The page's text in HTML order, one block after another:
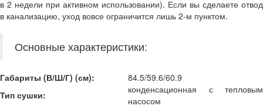
в 2 недели при активном использовании). Если вы сделаете отвод
в канализацию, уход вовсе ограничится лишь 2-м пунктом.
Основные характеристики:
Габариты (В/Ш/Г) (см):
84.5/59.6/60.9
Тип сушки:
конденсационная с тепловым
насосом